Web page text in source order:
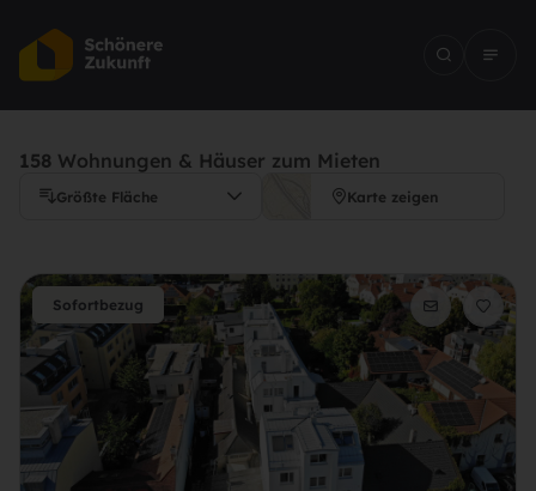
Immobilien suchen
Mieten Kaufen
158 Wohnungen & Häuser zum Mieten
Größte Fläche Karte zeigen
Sofortbezug